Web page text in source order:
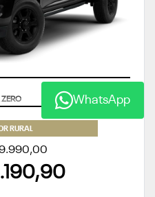
DO SEU SEMINOVO
RURAL
WhatsApp